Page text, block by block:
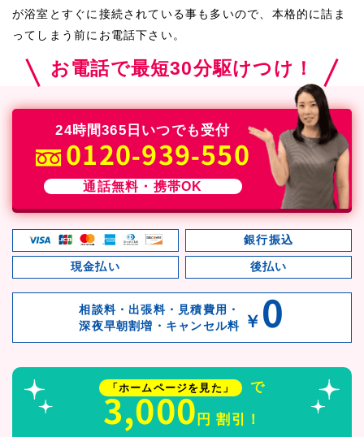
が浴室とすぐに接続されている事も多いので、本格的に詰ま
ってしまう前にお電話下さい。
お電話で最短30分駆けつけ！
24時間365日いつでも受付
0120-939-550
通話無料・携帯OK
現金払い
銀行振込
後払い
相談料・出張料・見積費用・
深夜早朝割増・キャンセル料
￥ 0
「ホームページを見た」 で
3,000 円 割引！